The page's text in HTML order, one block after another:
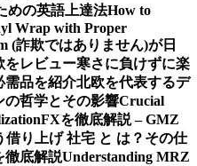
めの英語上達法How to
Wrap with Proper
(詐欺ではありません)が日
をレビュー寒さに負けずに楽
需品を紹介北欧を代表するデ
の哲学とその影響Crucial
FXを徹底解説 – GMZ
借り上げ 社宅 と は？その仕
徹底解説Understanding MRZ